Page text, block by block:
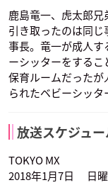
鹿島竜一、虎太郎兄
引き取ったのは同
事長。竜一が成人
ーシッターをする
保育ルームだった
られたベビーシッタ
放送スケジュー
TOKYO MX
2018年1月7日 日曜